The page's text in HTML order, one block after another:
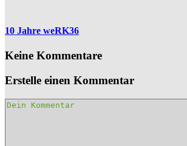
10 Jahre weRK36
Keine Kommentare
Erstelle einen Kommentar